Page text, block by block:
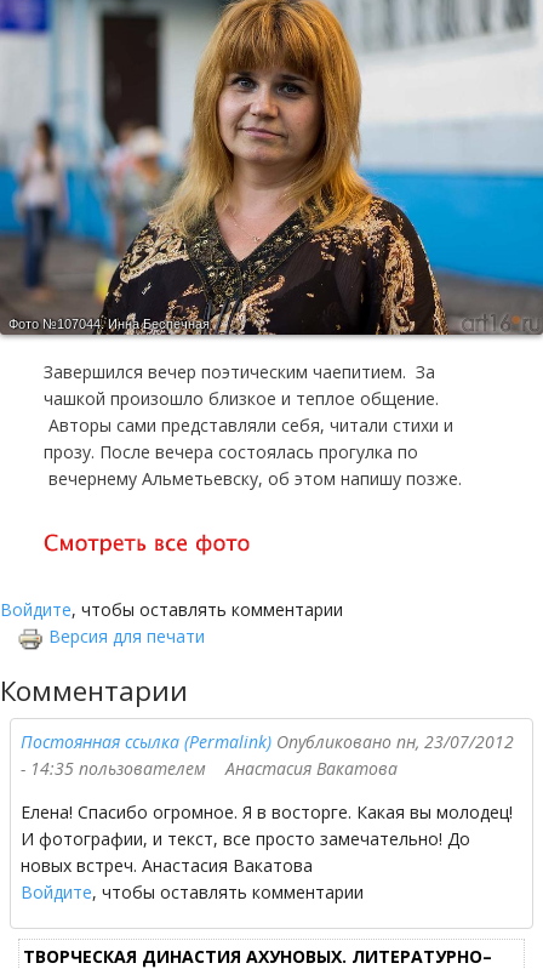
Фото №107044.Инна Беспечная
Завершился вечер поэтическим чаепитием. За
чашкой произошло близкое и теплое общение.
Авторы сами представляли себя, читали стихи и
прозу. После вечера состоялась прогулка по
вечернему Альметьевску, об этом напишу позже.
Войдите, чтобы оставлять комментарии
Версия для печати
Комментарии
Постоянная ссылка (Permalink) Опубликовано пн, 23/07/2012
- 14:35 пользователем
Анастасия Вакатова
Елена! Спасибо огромное. Я в восторге. Какая вы молодец!
И фотографии, и текст, все просто замечательно! До
новых встреч. Анастасия Вакатова
Войдите, чтобы оставлять комментарии
ТВОРЧЕСКАЯ ДИНАСТИЯ АХУНОВЫХ. ЛИТЕРАТУРНО–